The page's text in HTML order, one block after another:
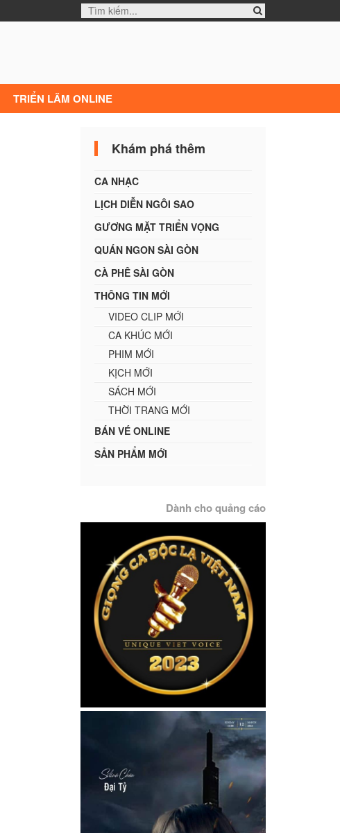
TRIỂN LÃM ONLINE
Khám phá thêm
CA NHẠC
LỊCH DIỄN NGÔI SAO
GƯƠNG MẶT TRIỂN VỌNG
QUÁN NGON SÀI GÒN
CÀ PHÊ SÀI GÒN
THÔNG TIN MỚI
VIDEO CLIP MỚI
CA KHÚC MỚI
PHIM MỚI
KỊCH MỚI
SÁCH MỚI
THỜI TRANG MỚI
BÁN VÉ ONLINE
SẢN PHẨM MỚI
Dành cho quảng cáo